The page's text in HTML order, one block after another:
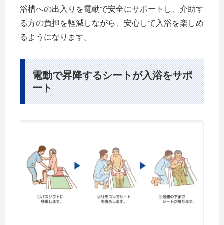
浴槽への出入りを電動で安全にサポートし、介助す
る方の負担を軽減しながら、安心して入浴を楽しめ
るようになります。
電動で昇降するシートが入浴をサポ
ート